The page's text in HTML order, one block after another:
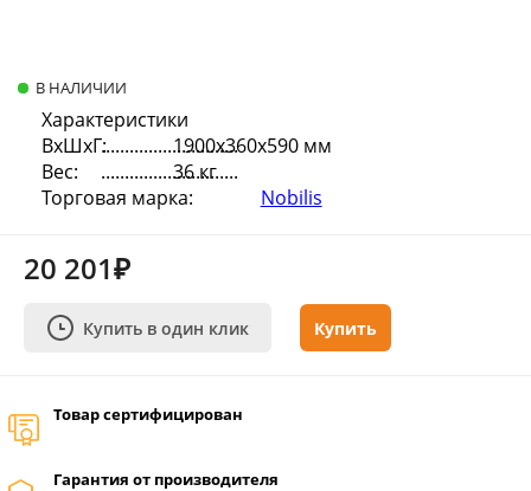
В НАЛИЧИИ
Характеристики
ВхШхГ:
1900х360х590 мм
Вес:
36 кг
Торговая марка:
Nobilis
20 201₽
Купить в один клик Купить
Товар сертифицирован
Гарантия от производителя